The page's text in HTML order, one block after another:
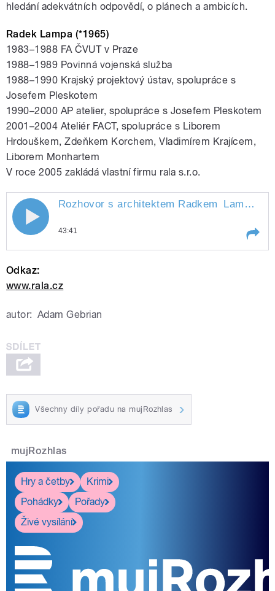
hledání adekvátních odpovědí, o plánech a ambicích.
Radek Lampa (*1965)
1983–1988 FA ČVUT v Praze
1988–1989 Povinná vojenská služba
1988–1990 Krajský projektový ústav, spolupráce s
Josefem Pleskotem
1990–2000 AP atelier, spolupráce s Josefem Pleskotem
2001–2004 Ateliér FACT, spolupráce s Liborem
Hrdouškem, Zdeňkem Korchem, Vladimírem Krajícem,
Liborem Monhartem
V roce 2005 zakládá vlastní firmu rala s.r.o.
Rozhovor s architektem Radkem
Lampou
Rozhovor s architektem Radkem Lampou
43:41
Odkaz:
www.rala.cz
autor: Adam Gebrian
Všechny díly pořadu na mujRozhlas
mujRozhlas
Hry a četby
Krimi
Pohádky
Pořady
Živé vysílání